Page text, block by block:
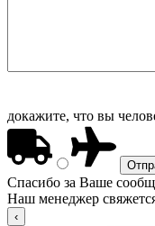
докажите, что вы
Спасибо за Ваше
Наш менеджер